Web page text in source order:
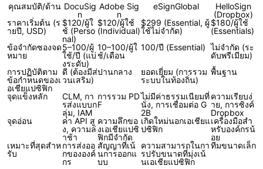
คุณสมบัติ/ด้าน DocuSig
n
Adobe Sig
n
eSignGlobal
HelloSign
(Dropbox)
ราคาเริ่มต้น (ร
ายปี, USD)
$120/ผู้ใ
ช้ (Perso
nal)
$120/ผู้ใช้
(Individual)
$299 (Essential, ผู้
ใช้ไม่จำกัด)
$180/ผู้ใช้
(Essentials)
ข้อจำกัดซองจด
หมาย
5–100/ผู้
ใช้/ปี (แบ่
งระดับ)
10–100/ผู้ใ
ช้/เดือน
100/ปี (Essential) ไม่จำกัด (ระ
ดับพรีเมียม)
การปฏิบัติตาม
ข้อกำหนดของเ
อเชียแปซิฟิก
ดี (ต้องมีส่
วนเสริม)
ปานกลาง
ยอดเยี่ยม (การรวม
ระบบในท้องถิ่น)
พื้นฐาน
จุดแข็งหลัก
CLM, กา
รส่งแบบก
ลุ่ม, IAM
การรวม PD
F
ไม่มีค่าธรรมเนียมที่
นั่ง, การเชื่อมต่อ G
2B
ความเรียบง่
าย, การซิงค์
Dropbox
จุดอ่อน
ค่า API สู
ง, ความล่
าช้า
ความลึกขอ
งเอเชียแปซิ
ฟิกมีจำกัด
เกิดใหม่นอกเอเชียแ
ปซิฟิก
เครื่องมือสำ
หรับองค์กรน้
อย
เหมาะที่สุดสำห
รับ
การส่งออ
กขององค์
กร
สัญญาที่เน้
นการออกแ
บบ
ความสามารถในกา
รปรับขนาดที่มุ่งเน้
นเอเชียแปซิฟิก
ทีมขนาดเล็ก